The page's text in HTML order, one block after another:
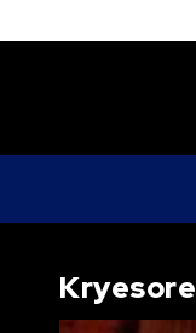
Kryesore